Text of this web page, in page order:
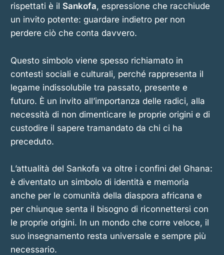
rispettati è il Sankofa, espressione che racchiude
un invito potente: guardare indietro per non
perdere ciò che conta davvero.
Questo simbolo viene spesso richiamato in
contesti sociali e culturali, perché rappresenta il
legame indissolubile tra passato, presente e
futuro. È un invito all’importanza delle radici, alla
necessità di non dimenticare le proprie origini e di
custodire il sapere tramandato da chi ci ha
preceduto.
L’attualità del Sankofa va oltre i confini del Ghana:
è diventato un simbolo di identità e memoria
anche per le comunità della diaspora africana e
per chiunque senta il bisogno di riconnettersi con
le proprie origini. In un mondo che corre veloce, il
suo insegnamento resta universale e sempre più
necessario.